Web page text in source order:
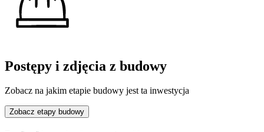
Postępy i zdjęcia z budowy
Zobacz na jakim etapie budowy jest ta inwestycja
Zobacz etapy budowy